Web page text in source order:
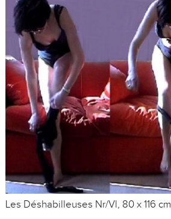
Les Déshabilleuses Nr/Vl, 80 x 116 cm